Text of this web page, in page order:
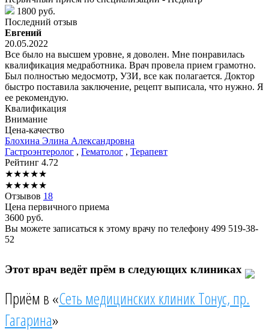
1800 руб.
Последний отзыв
Евгений
20.05.2022
Все было на высшем уровне, я доволен. Мне понравилась
квалификация медработника. Врач провела прием грамотно.
Был полностью медосмотр, УЗИ, все как полагается. Доктор
быстро поставила заключение, рецепт выписала, что нужно. Я
ее рекомендую.
Квалификация
Внимание
Цена-качество
Блохина Элина Александровна
Гастроэнтеролог , Гематолог , Терапевт
Рейтинг 4.72
★★★★★
★★★★★
Отзывов 18
Цена первичного приема
3600 руб.
Вы можете записаться к этому врачу по телефону 499 519-38-
52
Этот врач ведёт прём в следующих клиниках
Приём в «Сеть медицинских клиник Тонус, пр.
Гагарина»